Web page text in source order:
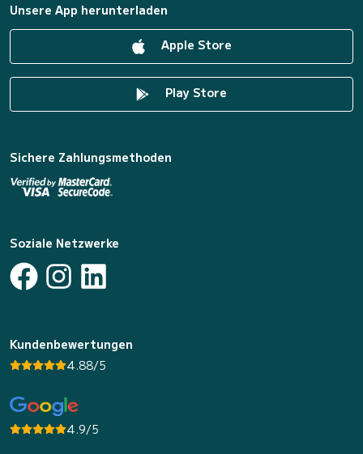
Unsere App herunterladen
Apple Store
Play Store
Sichere Zahlungsmethoden
Soziale Netzwerke
Kundenbewertungen
4.88/5
4.9/5